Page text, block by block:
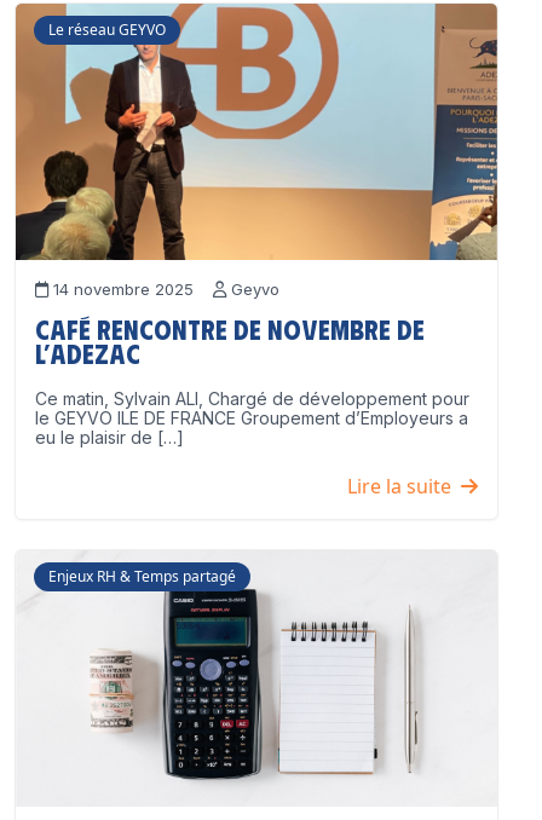
Le réseau GEYVO
14 novembre 2025 Geyvo
Café Rencontre de Novembre de
l’ADEZAC
Ce matin, Sylvain ALI, Chargé de développement pour
le GEYVO ILE DE FRANCE Groupement d’Employeurs a
eu le plaisir de […]
Lire la suite
Enjeux RH & Temps partagé